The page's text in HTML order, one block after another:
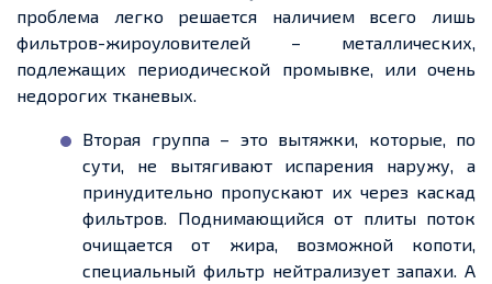
проблема легко решается наличием всего лишь
фильтров-жироуловителей – металлических,
подлежащих периодической промывке, или очень
недорогих тканевых.
Вторая группа – это вытяжки, которые, по
сути, не вытягивают испарения наружу, а
принудительно пропускают их через каскад
фильтров. Поднимающийся от плиты поток
очищается от жира, возможной копоти,
специальный фильтр нейтрализует запахи. А